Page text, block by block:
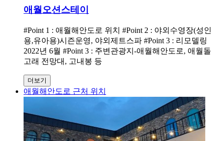
애월오션스테이
#Point 1 : 애월해안도로 위치 #Point 2 : 야외수영장(성인
용,유아용)시즌운영, 야외제트스파 #Point 3 : 리모델링
2022년 6월 #Point 3 : 주변관광지-애월해안도로, 애월돌
고래 전망대, 고내봉 등
더보기
애월해안도로 근처 위치